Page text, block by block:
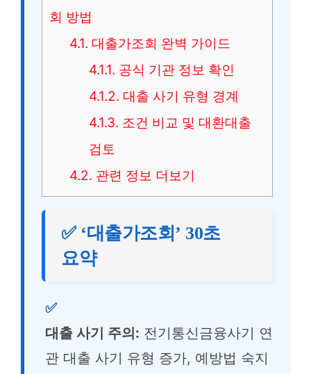
회 방법
4.1. 대출가조회 완벽 가이드
4.1.1. 공식 기관 정보 확인
4.1.2. 대출 사기 유형 경계
4.1.3. 조건 비교 및 대환대출
검토
4.2. 관련 정보 더보기
✅ ‘대출가조회’ 30초
요약
✅
대출 사기 주의: 전기통신금융사기 연
관 대출 사기 유형 증가, 예방법 숙지